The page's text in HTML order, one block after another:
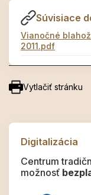
Súvisiace
Vianočné
2011.pdf
Vytlačiť stránku
Digitalizácia
Centrum
možnosť